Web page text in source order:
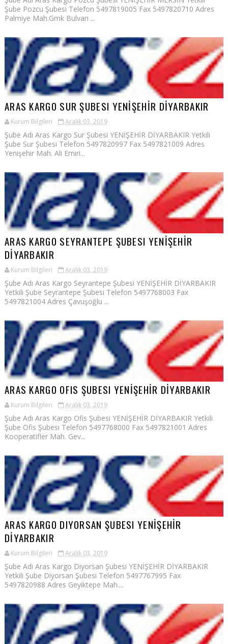
Şube Pozcu Şubesi Telefon 5497819005 Fax 5497820710 Adres
Palmiye Mah.Gmk Bulvarı ...
ARAS KARGO SUR ŞUBESI YENİŞEHİR DİYARBAKIR
Kurum Bilgileri Aralık 03, 2019
Şube Adı Aras Kargo Sur Şubesi YENİŞEHİR DİYARBAKIR Yetkili
Şube Sur Şubesi Telefon 5497820997 Fax 5497821009 Adres
Yenişehir Mah. Ali Emiri...
ARAS KARGO SEYRANTEPE ŞUBESI YENİŞEHİR
DİYARBAKIR
Kurum Bilgileri Aralık 03, 2019
Şube Adı Aras Kargo Seyrantepe Şubesi YENİŞEHİR DİYARBAKIR
Yetkili Şube Seyrantepe Şubesi Telefon 5497768003 Fax
5497821004 Adres Çavuşoğlu ...
ARAS KARGO OFIS ŞUBESI YENİŞEHİR DİYARBAKIR
Kurum Bilgileri Aralık 03, 2019
Şube Adı Aras Kargo Ofis Şubesi YENİŞEHİR DİYARBAKIR Yetkili
Şube Ofis Şubesi Telefon 5497768000 Fax 5497821001 Adres
Kooperatifler Mah. Gev...
ARAS KARGO DIYORSAN ŞUBESI YENİŞEHİR
DİYARBAKIR
Kurum Bilgileri Aralık 03, 2019
Şube Adı Aras Kargo Diyorsan Şubesi YENİŞEHİR DİYARBAKIR
Yetkili Şube Diyorsan Şubesi Telefon 5497767995 Fax
5497820988 Adres Geyiktepe Mah....